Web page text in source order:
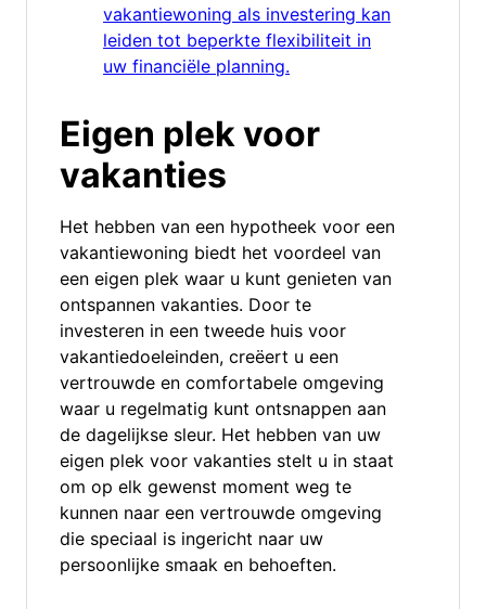
vakantiewoning als investering kan
leiden tot beperkte flexibiliteit in
uw financiële planning.
Eigen plek voor
vakanties
Het hebben van een hypotheek voor een
vakantiewoning biedt het voordeel van
een eigen plek waar u kunt genieten van
ontspannen vakanties. Door te
investeren in een tweede huis voor
vakantiedoeleinden, creëert u een
vertrouwde en comfortabele omgeving
waar u regelmatig kunt ontsnappen aan
de dagelijkse sleur. Het hebben van uw
eigen plek voor vakanties stelt u in staat
om op elk gewenst moment weg te
kunnen naar een vertrouwde omgeving
die speciaal is ingericht naar uw
persoonlijke smaak en behoeften.